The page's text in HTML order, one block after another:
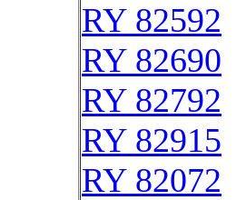
RY 82592
RY 82690
RY 82792
RY 82915
RY 82072